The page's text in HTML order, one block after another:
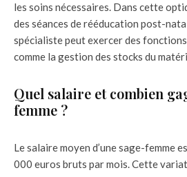
les soins nécessaires. Dans cette
des séances de rééducation post-
spécialiste peut exercer des
comme la gestion des stocks du
Quel salaire et combien
femme ?
Le salaire moyen d’une sage-femme
000 euros bruts par mois. Cette